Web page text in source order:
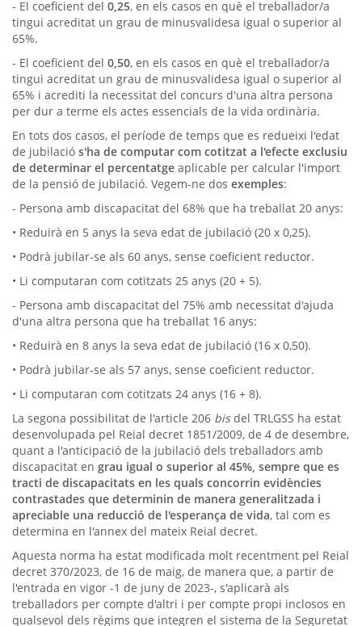
- El coeficient del 0,25, en els casos en què el treballador/a
tingui acreditat un grau de minusvalidesa igual o superior al
65%.
- El coeficient del 0,50, en els casos en què el treballador/a
tingui acreditat un grau de minusvalidesa igual o superior al
65% i acrediti la necessitat del concurs d'una altra persona
per dur a terme els actes essencials de la vida ordinària.
En tots dos casos, el període de temps que es redueixi l'edat
de jubilació s'ha de computar com cotitzat a l'efecte exclusiu
de determinar el percentatge aplicable per calcular l'import
de la pensió de jubilació. Vegem-ne dos exemples:
- Persona amb discapacitat del 68% que ha treballat 20 anys:
• Reduirà en 5 anys la seva edat de jubilació (20 x 0,25).
• Podrà jubilar-se als 60 anys, sense coeficient reductor.
• Li computaran com cotitzats 25 anys (20 + 5).
- Persona amb discapacitat del 75% amb necessitat d'ajuda
d'una altra persona que ha treballat 16 anys:
• Reduirà en 8 anys la seva edat de jubilació (16 x 0,50).
• Podrà jubilar-se als 57 anys, sense coeficient reductor.
• Li computaran com cotitzats 24 anys (16 + 8).
La segona possibilitat de l'article 206 bisdel TRLGSS ha estat
desenvolupada pel Reial decret 1851/2009, de 4 de desembre,
quant a l'anticipació de la jubilació dels treballadors amb
discapacitat en grau igual o superior al 45%, sempre que es
tracti de discapacitats en les quals concorrin evidències
contrastades que determinin de manera generalitzada i
apreciable una reducció de l'esperança de vida, tal com es
determina en l'annex del mateix Reial decret.
Aquesta norma ha estat modificada molt recentment pel Reial
decret 370/2023, de 16 de maig, de manera que, a partir de
l'entrada en vigor -1 de juny de 2023-, s'aplicarà als
treballadors per compte d'altri i per compte propi inclosos en
qualsevol dels règims que integren el sistema de la Seguretat